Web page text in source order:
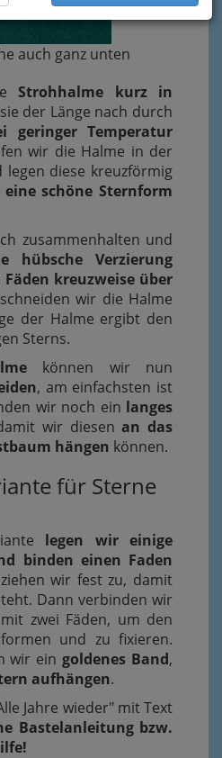
auch ganz unten
Strohhalme kurz in
der Länge nach durch
geringer Temperatur
wir die Halme in der
diese kreuzförmig
eine schöne Sternform
zusammenhalten und
hübsche Verzierung
Fäden kreuzweise über
wir die Halme
der Halme ergibt den
Sterns.
können wir nun
, am einfachsten ist
wir noch ein langes
wir diesenan das
hängen können.
für Sterne
legen wir einige
binden einen Faden
wir fest zu, damit
Dann verbinden wir
zwei Fäden, um den
und zu fixieren.
wir ein goldenes Band,
aufhängen.
Jahre wieder" mit Text
Bastelanleitung bzw.